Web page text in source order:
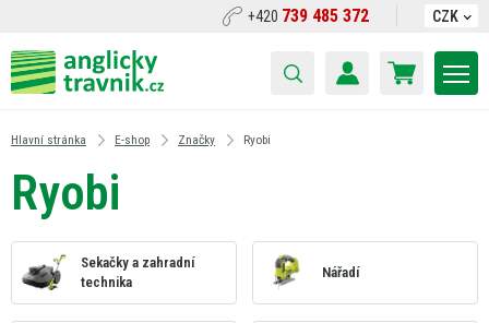
+420 739 485 372 CZK
Hlavní stránka E-shop Značky Ryobi
Ryobi
Sekačky a zahradní
technika
Nářadí